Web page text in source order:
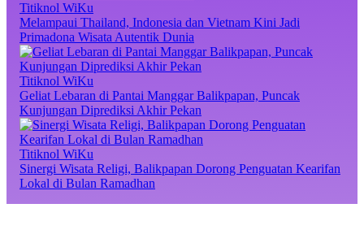
Titiknol WiKu
Melampaui Thailand, Indonesia dan Vietnam Kini Jadi
Primadona Wisata Autentik Dunia
Titiknol WiKu
Geliat Lebaran di Pantai Manggar Balikpapan, Puncak
Kunjungan Diprediksi Akhir Pekan
Titiknol WiKu
Sinergi Wisata Religi, Balikpapan Dorong Penguatan Kearifan
Lokal di Bulan Ramadhan